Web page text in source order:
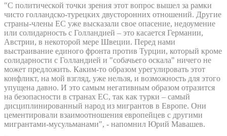
"С политической точки зрения этот вопрос вышел за рамки
чисто голландско-турецких двусторонних отношений. Другие
страны-члены ЕС уже высказали свое опасение, недоумение
или солидарность с Голландией – это касается Германии,
Австрии, в некоторой мере Швеции. Перед нами
выстраивание единого фронта против Турции, который кроме
солидарности с Голландией и "собачьего оскала" ничего не
может предложить. Каким-то образом урегулировать этот
конфликт, на мой взгляд, уже нельзя, и возможность для этого
упущена давно. И это самым негативным образом отразится
на безопасности в странах ЕС, так как турки – самый
дисциплинированный народ из мигрантов в Европе. Они
цементировали взаимоотношения европейцев с другими
мигрантами-мусульманами", - напомнил Юрий Мавашев.